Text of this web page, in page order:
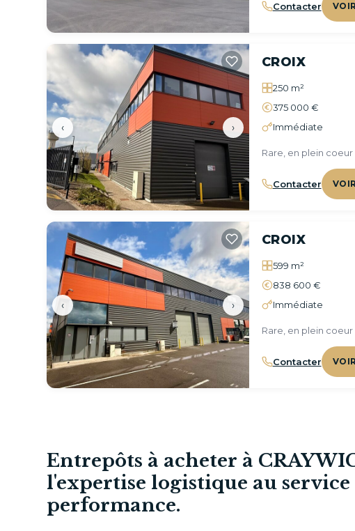
Contacter
‹ ›
CROIX
250 m²
375 000 €
Immédiate
Rare, en plein coeur
Contacter
‹ ›
CROIX
599 m²
838 600 €
Immédiate
Rare, en plein coeur
Contacter
Entrepôts à acheter à
l'expertise logistique au service
performance.